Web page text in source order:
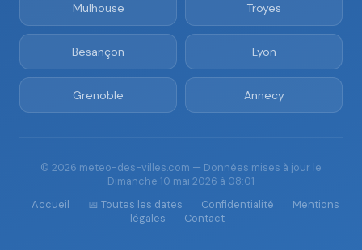
Mulhouse Troyes
Besançon Lyon
Grenoble Annecy
© 2026 meteo-des-villes.com — Données mises à jour le
Dimanche 10 mai 2026 à 08:01
Accueil
📅 Toutes les dates Confidentialité
Mentions
légales
Contact